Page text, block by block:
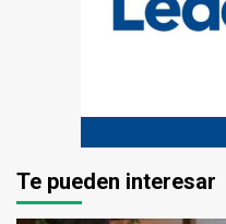
Te pueden interesar